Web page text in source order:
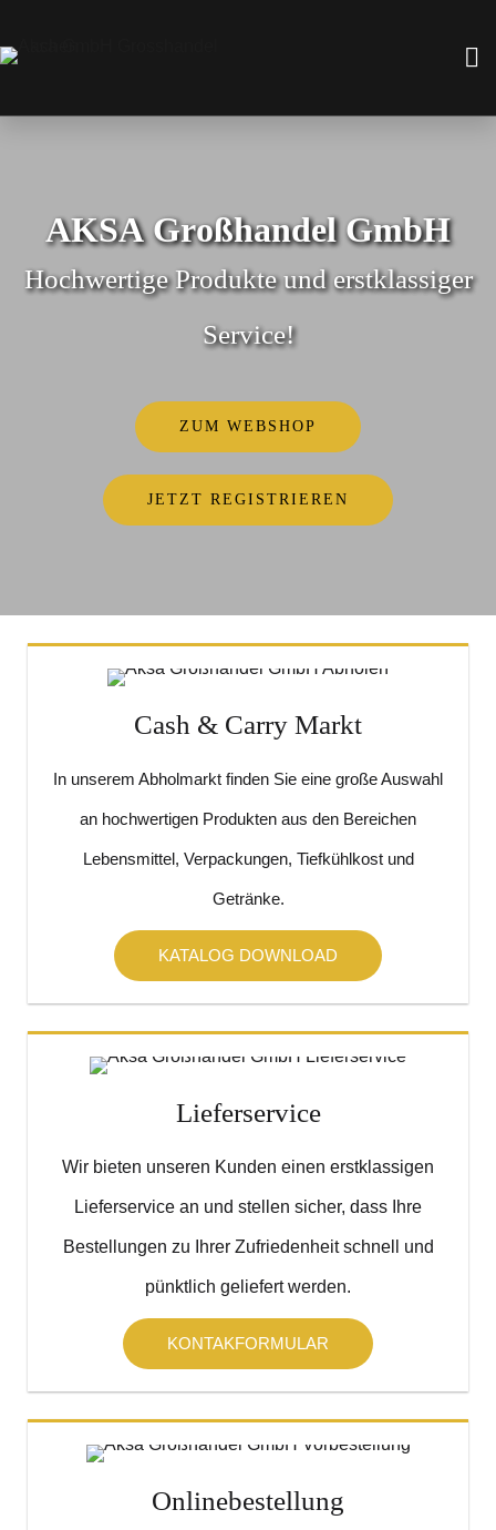
AKSA Großhandel GmbH
Hochwertige Produkte und erstklassiger
Service!
ZUM WEBSHOP
JETZT REGISTRIEREN
Cash & Carry Markt
In unserem Abholmarkt finden Sie eine große Auswahl
an hochwertigen Produkten aus den Bereichen
Lebensmittel, Verpackungen, Tiefkühlkost und
Getränke.
KATALOG DOWNLOAD
Lieferservice
Wir bieten unseren Kunden einen erstklassigen
Lieferservice an und stellen sicher, dass Ihre
Bestellungen zu Ihrer Zufriedenheit schnell und
pünktlich geliefert werden.
KONTAKFORMULAR
Onlinebestellung